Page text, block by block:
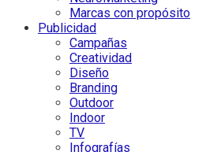
Marcas con propósito
Publicidad
Campañas
Creatividad
Diseño
Branding
Outdoor
Indoor
TV
Infografías